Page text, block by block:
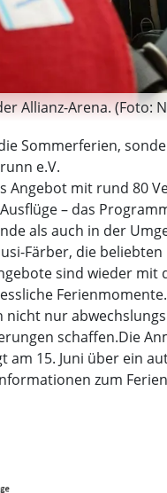
Allianz-Arena. (Foto:
Sommerferien,
e.V.
Angebot mit rund 80
– das
als auch in der
Färber, die
sind wieder
Ferienmomente.
nur
schaffen.Die
am 15. Juni über ein
zum